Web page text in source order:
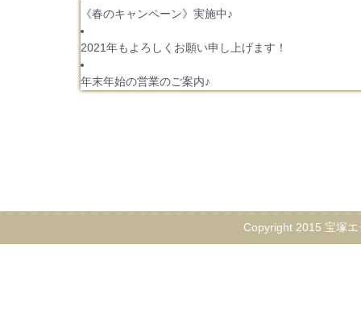
《春のキャンペーン》実施中♪
2021年もよろしくお願い申し上げます！
年末年始の営業のご案内♪
Copyright 2015 宝塚